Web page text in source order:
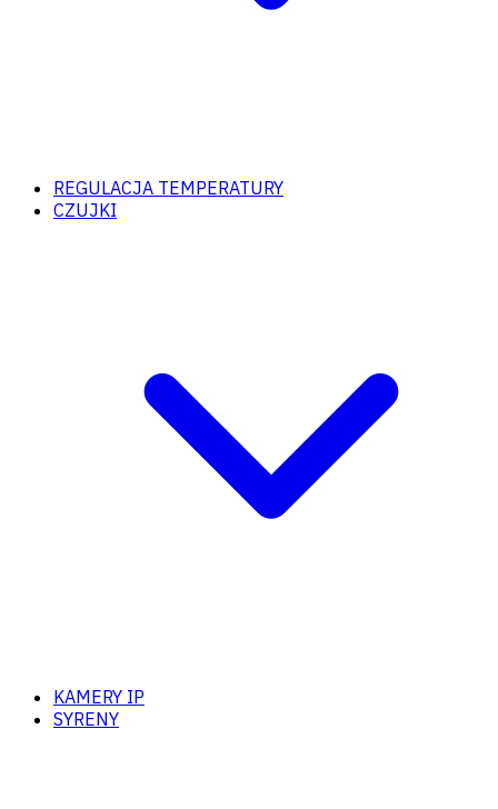
REGULACJA TEMPERATURY
CZUJKI
KAMERY IP
SYRENY